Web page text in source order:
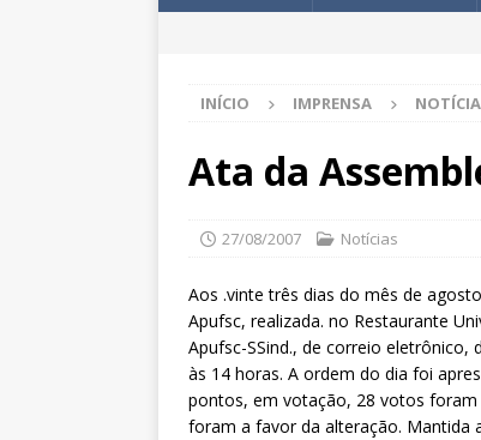
INÍCIO IMPRENSA
Ata da
27/08/2007 Notícias
Aos .vinte três dias do mês de
Apufsc, realizada. no Restaurante
Apufsc-SSind., de correio eletrônico,
às 14 horas. A ordem do dia foi
pontos, em votação, 28 votos
foram a favor da alteração. Mantida